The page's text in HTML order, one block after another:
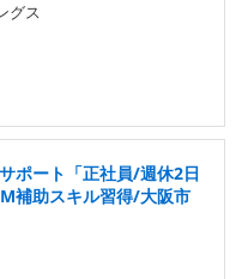
グス
ポート「正社員/週休2日
補助スキル習得/大阪市